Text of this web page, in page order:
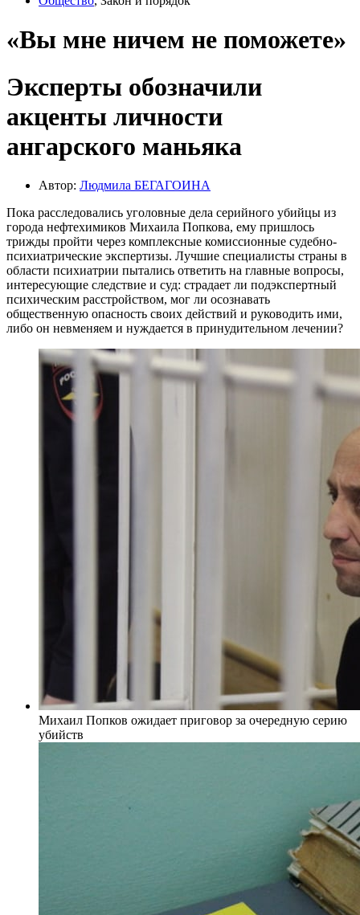
«Вы мне ничем не поможете»
Эксперты обозначили
акценты личности
ангарского маньяка
Автор: Людмила БЕГАГОИНА
Пока расследовались уголовные дела серийного убийцы из
города нефтехимиков Михаила Попкова, ему пришлось
трижды пройти через комплексные комиссионные судебно-
психиатрические экспертизы. Лучшие специалисты страны в
области психиатрии пытались ответить на главные вопросы,
интересующие следствие и суд: страдает ли подэкспертный
психическим расстройством, мог ли осознавать
общественную опасность своих действий и руководить ими,
либо он невменяем и нуждается в принудительном лечении?
Михаил Попков ожидает приговор за очередную серию
убийств